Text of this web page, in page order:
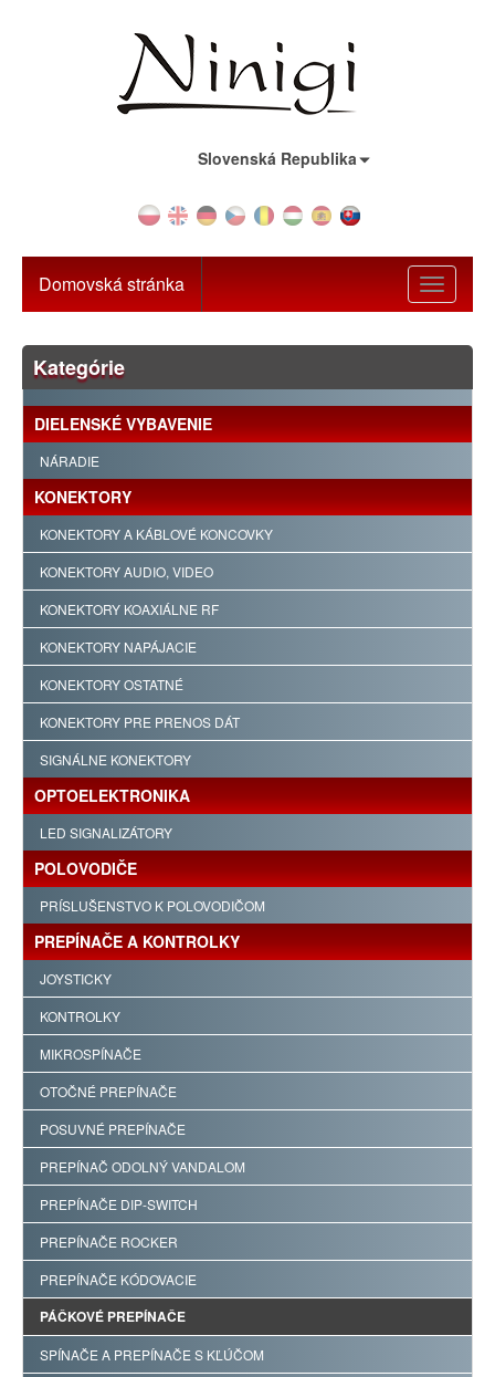
Slovenská Republika
Toggle
Domovská stránka
Kategórie
DIELENSKÉ VYBAVENIE
NÁRADIE
KONEKTORY
KONEKTORY A KÁBLOVÉ KONCOVKY
KONEKTORY AUDIO, VIDEO
KONEKTORY KOAXIÁLNE RF
KONEKTORY NAPÁJACIE
KONEKTORY OSTATNÉ
KONEKTORY PRE PRENOS DÁT
SIGNÁLNE KONEKTORY
OPTOELEKTRONIKA
LED SIGNALIZÁTORY
POLOVODIČE
PRÍSLUŠENSTVO K POLOVODIČOM
PREPÍNAČE A KONTROLKY
JOYSTICKY
KONTROLKY
MIKROSPÍNAČE
OTOČNÉ PREPÍNAČE
POSUVNÉ PREPÍNAČE
PREPÍNAČ ODOLNÝ VANDALOM
PREPÍNAČE DIP-SWITCH
PREPÍNAČE ROCKER
PREPÍNAČE KÓDOVACIE
PÁČKOVÉ PREPÍNAČE
SPÍNAČE A PREPÍNAČE S KĽÚČOM